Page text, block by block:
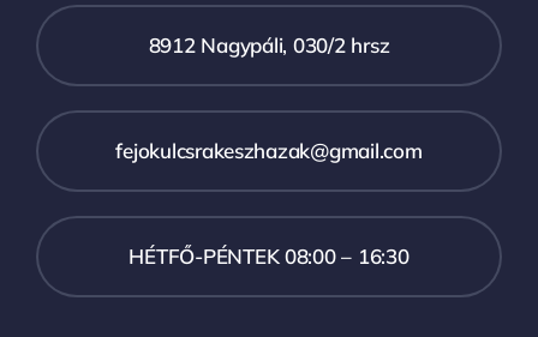
8912 Nagypáli, 030/2 hrsz
fejokulcsrakeszhazak@gmail.com
HÉTFŐ-PÉNTEK 08:00 – 16:30